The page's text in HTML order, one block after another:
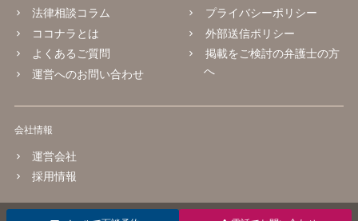
法律相談コラム
ココナラとは
よくあるご質問
運営へのお問い合わせ
プライバシーポリシー
外部送信ポリシー
掲載をご検討の弁護士の方
へ
会社情報
運営会社
採用情報